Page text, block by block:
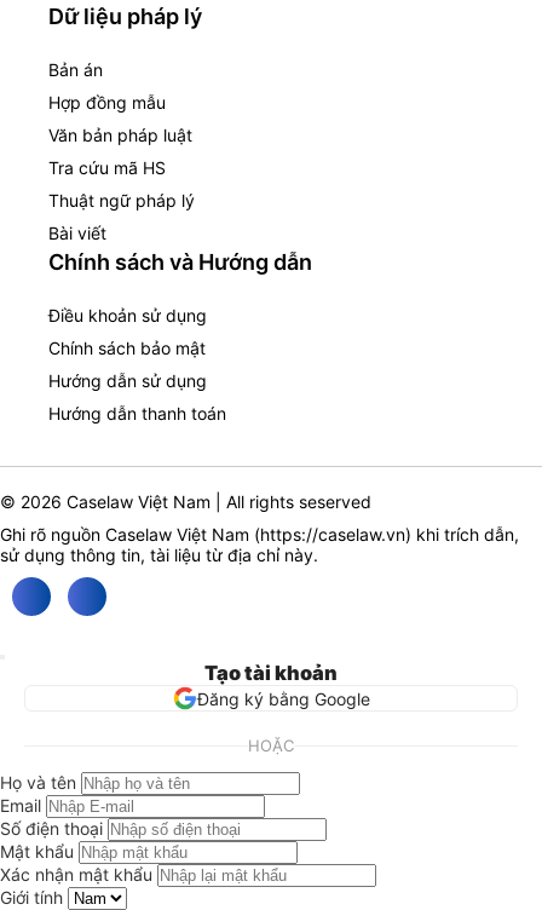
Dữ liệu pháp lý
Bản án
Hợp đồng mẫu
Văn bản pháp luật
Tra cứu mã HS
Thuật ngữ pháp lý
Bài viết
Chính sách và Hướng dẫn
Điều khoản sử dụng
Chính sách bảo mật
Hướng dẫn sử dụng
Hướng dẫn thanh toán
© 2026 Caselaw Việt Nam | All rights seserved
Ghi rõ nguồn Caselaw Việt Nam (https://caselaw.vn) khi trích dẫn,
sử dụng thông tin, tài liệu từ địa chỉ này.
Tạo tài khoản
Đăng ký bằng Google
HOẶC
Họ và tên
Email
Số điện thoại
Mật khẩu
Xác nhận mật khẩu
Giới tính